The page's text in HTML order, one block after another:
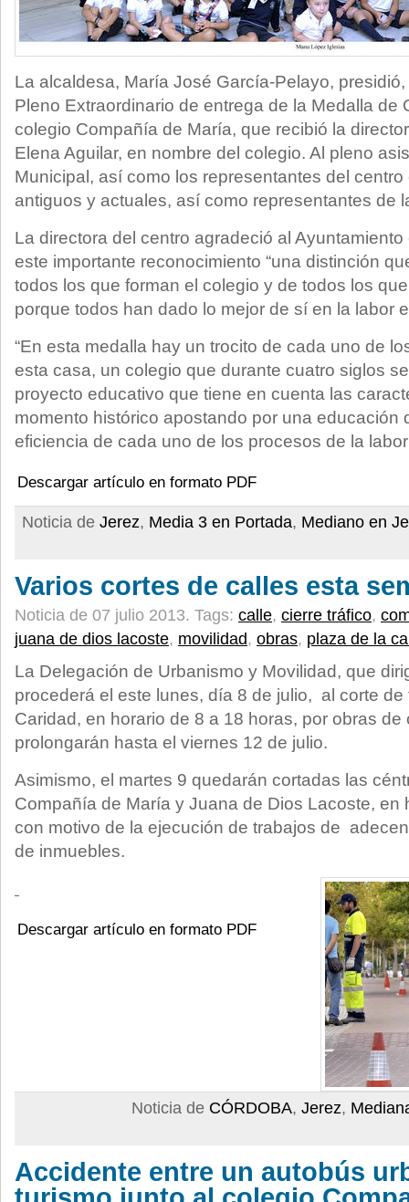
La alcaldesa, María José García-Pelayo,
Pleno Extraordinario de entrega de la Medalla de
colegio Compañía de María, que recibió la
Elena Aguilar, en nombre del colegio. Al pleno
Municipal, así como los representantes del
antiguos y actuales, así como representantes de
La directora del centro agradeció al
este importante reconocimiento “una distinción
todos los que forman el colegio y de todos los
porque todos han dado lo mejor de sí en la labor
“En esta medalla hay un trocito de cada uno de
esta casa, un colegio que durante cuatro siglos
proyecto educativo que tiene en cuenta las
momento histórico apostando por una educación
eficiencia de cada uno de los procesos de la
Descargar artículo en formato PDF
Noticia de Jerez, Media 3 en Portada, Mediano en
Varios cortes de calles esta
Noticia de 07 julio 2013. Tags: calle, cierre tráfico,
juana de dios lacoste, movilidad, obras, plaza de la
La Delegación de Urbanismo y Movilidad, que
procederá el este lunes, día 8 de julio, al corte de
Caridad, en horario de 8 a 18 horas, por obras
prolongarán hasta el viernes 12 de julio.
Asimismo, el martes 9 quedarán cortadas las
Compañía de María y Juana de Dios Lacoste, en
con motivo de la ejecución de trabajos de
de inmuebles.
Descargar artículo en formato PDF
Noticia de CÓRDOBA, Jerez,
Accidente entre un autobús